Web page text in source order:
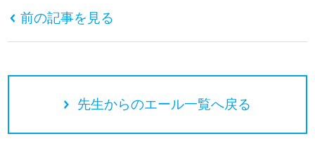
前の記事を見る
先生からのエール一覧へ戻る